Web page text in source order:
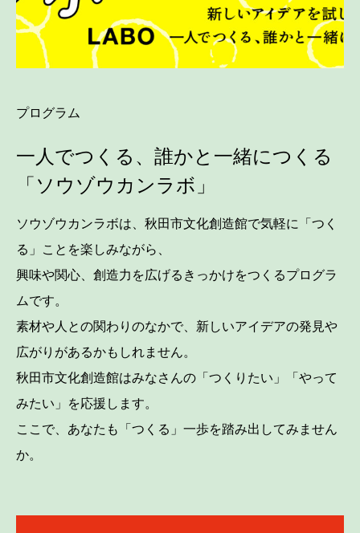
プログラム
一人でつくる、誰かと一緒につくる
「ソウゾウカンラボ」
ソウゾウカンラボは、秋田市文化創造館で気軽に「つく
る」ことを楽しみながら、
興味や関心、創造力を広げるきっかけをつくるプログラ
ムです。
素材や人との関わりのなかで、新しいアイデアの発見や
広がりがあるかもしれません。
秋田市文化創造館はみなさんの「つくりたい」「やって
みたい」を応援します。
ここで、あなたも「つくる」一歩を踏み出してみません
か。